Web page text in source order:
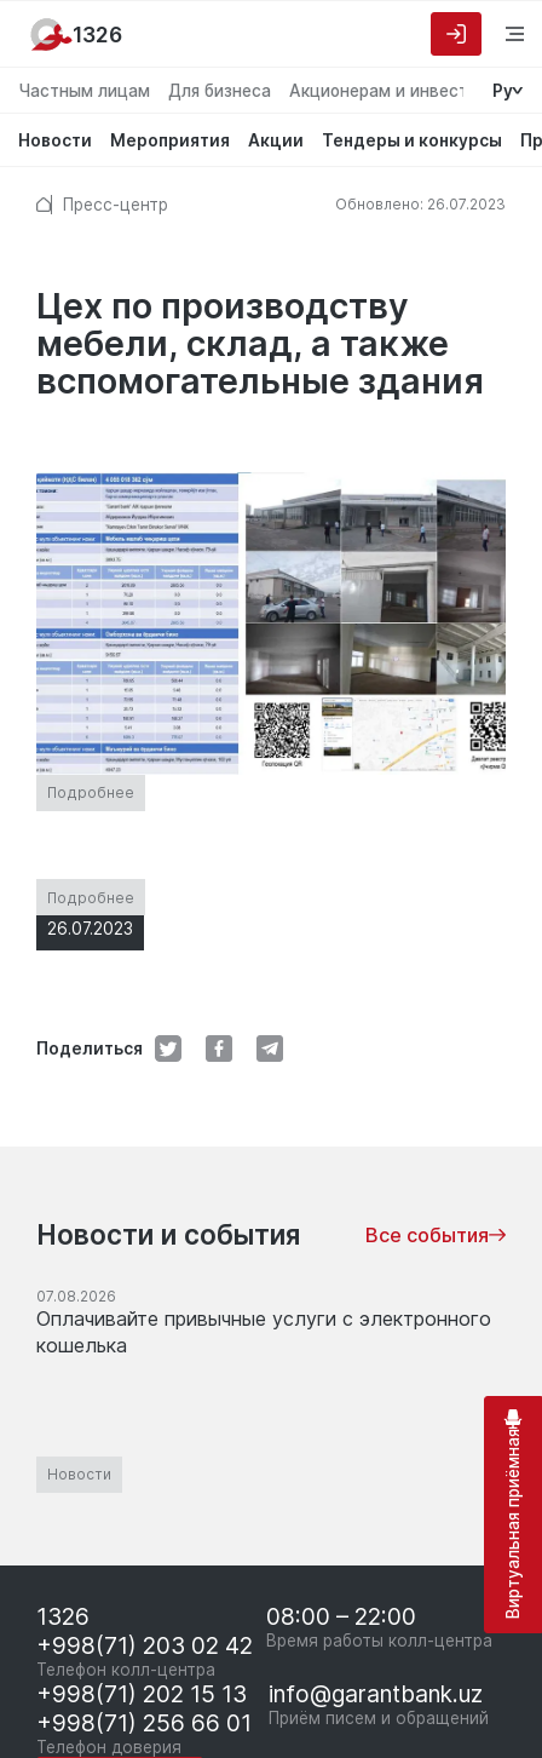
Частным лицам Для бизнеса Акционерам и инвесторам
Ру
Новости Мероприятия Акции Тендеры и конкурсы
1326
Пресс-центр Обновлено: 26.07.2023
Цех по производству
мебели, склад, а также
вспомогательные здания
Подробнее
26.07.2023
Поделиться
Подробнее
Новости и события Все события
07.08.2026
Оплачивайте привычные услуги с электронного
кошелька
Новости
1326
+998(71) 203 02 42
Телефон колл-центра
08:00 – 22:00
Время работы колл-центра
+998(71) 202 15 13
+998(71) 256 66 01
Телефон доверия
info@garantbank.uz
Приём писем и обращений
Виртуальная приёмная